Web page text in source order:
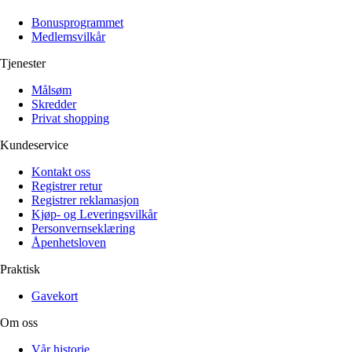
Klær
Reise
Informasjon
Tilbehør
Lukk
Alle artikler
Klær
Reise
Informasjon
Tilbehør
Målsøm
Lukk
Bonusprogrammet
Medlemsvilkår
Tjenester
Målsøm
Skredder
Privat shopping
Kundeservice
Kontakt oss
Registrer retur
Registrer reklamasjon
Kjøp- og Leveringsvilkår
Personvernseklæring
Åpenhetsloven
Praktisk
Gavekort
Om oss
Vår historie